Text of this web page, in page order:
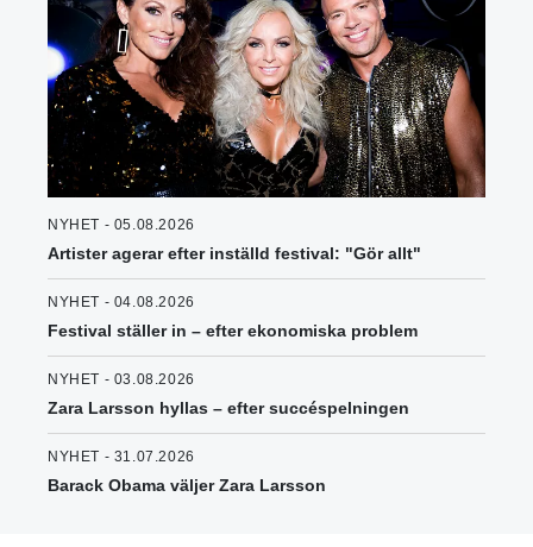
NYHET - 05.08.2026
Artister agerar efter inställd festival: "Gör allt"
NYHET - 04.08.2026
Festival ställer in – efter ekonomiska problem
NYHET - 03.08.2026
Zara Larsson hyllas – efter succéspelningen
NYHET - 31.07.2026
Barack Obama väljer Zara Larsson